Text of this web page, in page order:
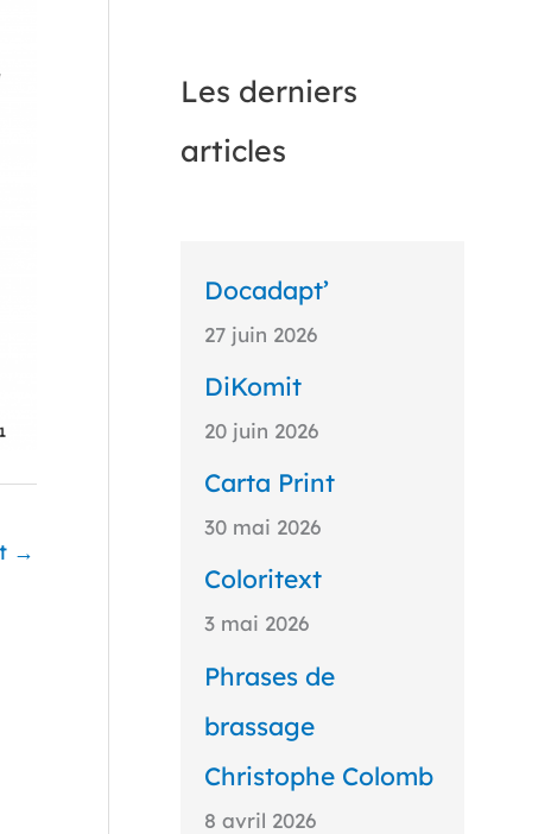
→
Les derniers
articles
Docadapt’
27 juin 2026
DiKomit
20 juin 2026
Carta Print
30 mai 2026
Coloritext
3 mai 2026
Phrases de
brassage
Christophe Colomb
8 avril 2026